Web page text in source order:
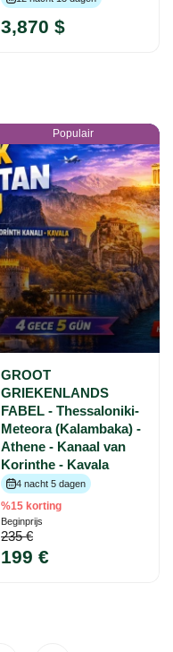
3,870 $
Populair
GROOT
GRIEKENLANDS
FABEL - Thessaloniki-
Meteora (Kalambaka) -
Athene - Kanaal van
Korinthe - Kavala
4 nacht 5 dagen
%15 korting
Beginprijs
235 €
199 €